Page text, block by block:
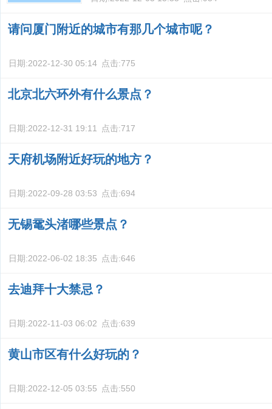
请问厦门附近的城市有那几个城市呢？
日期:2022-12-30 05:14 点击:775
北京北六环外有什么景点？
日期:2022-12-31 19:11 点击:717
天府机场附近好玩的地方？
日期:2022-09-28 03:53 点击:694
无锡鼋头渚哪些景点？
日期:2022-06-02 18:35 点击:646
去迪拜十大禁忌？
日期:2022-11-03 06:02 点击:639
黄山市区有什么好玩的？
日期:2022-12-05 03:55 点击:550